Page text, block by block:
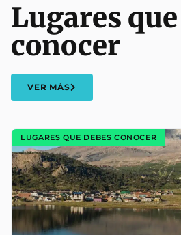
Lugares
conocer
VER MÁS
LUGARES QUE DEBES CONOCER